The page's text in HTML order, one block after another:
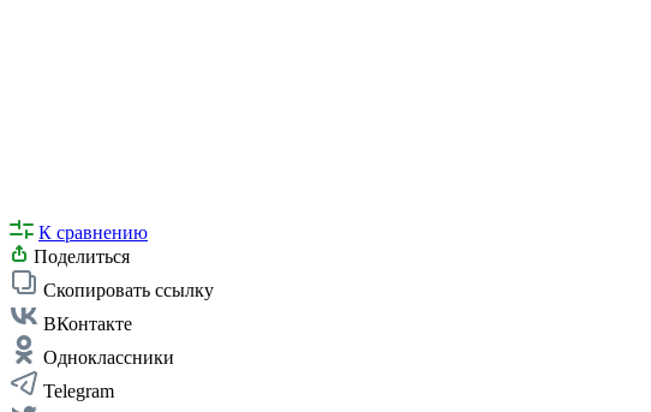
К сравнению
Поделиться
Скопировать ссылку
ВКонтакте
Одноклассники
Telegram